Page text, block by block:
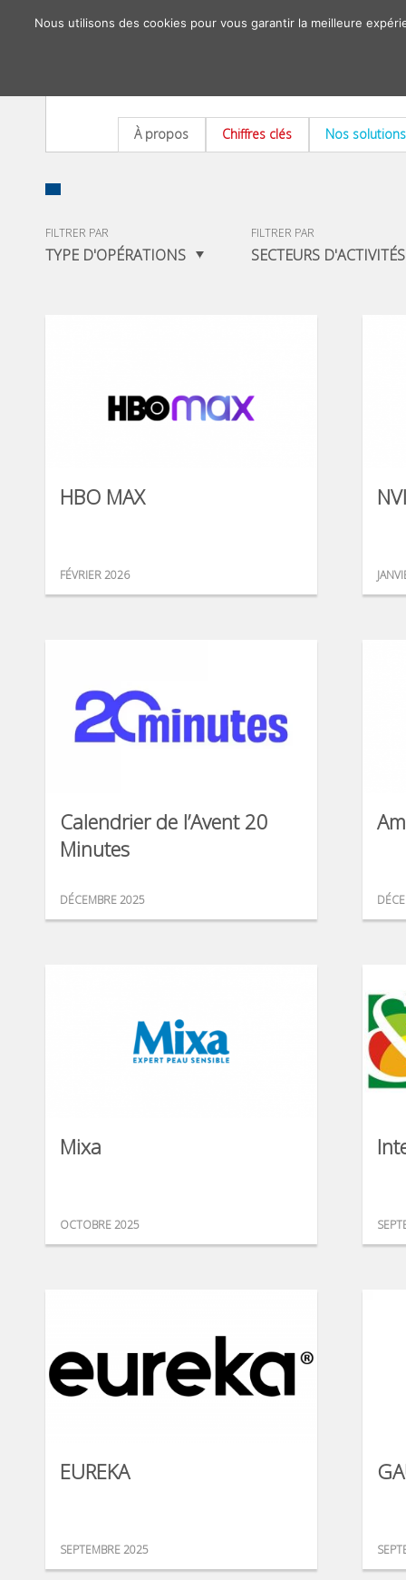
À propos Chiffres clés Nos solutions
FILTRER PAR
TYPE D'OPÉRATIONS
FILTRER PAR
SECTEURS D'ACTIVITÉS
HBO MAX
FÉVRIER 2026
Calendrier de l’Avent 20
Minutes
DÉCEMBRE 2025
Mixa
OCTOBRE 2025
EUREKA
SEPTEMBRE 2025
Nous utilisons des cookies pour vous garantir la meilleure